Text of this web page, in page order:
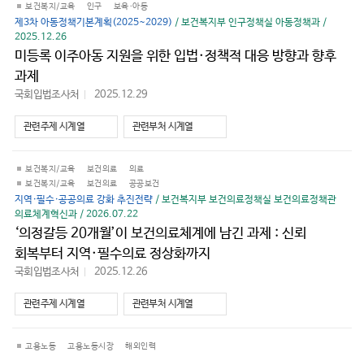
보건복지/교육 인구 보육·아동
제3차 아동정책기본계획(2025~2029) / 보건복지부 인구정책실 아동정책과 /
2025.12.26
미등록 이주아동 지원을 위한 입법·정책적 대응 방향과 향후
과제
국회입법조사처 2025.12.29
가
기
관련주제 시계열 관련부처 시계열
보건복지/교육 보건의료
의료
보건복지/교육
보건의료 공공보건
지역·필수·공공의료 강화 추진전략 / 보건복지부 보건의료정책실 보건의료정책관
의료체계혁신과 / 2026.07.22
‘의정갈등 20개월’이 보건의료체계에 남긴 과제 : 신뢰
회복부터 지역·필수의료 정상화까지
국회입법조사처 2025.12.26
가
기
관련주제 시계열 관련부처 시계열
고용노동 고용노동시장
해외인력